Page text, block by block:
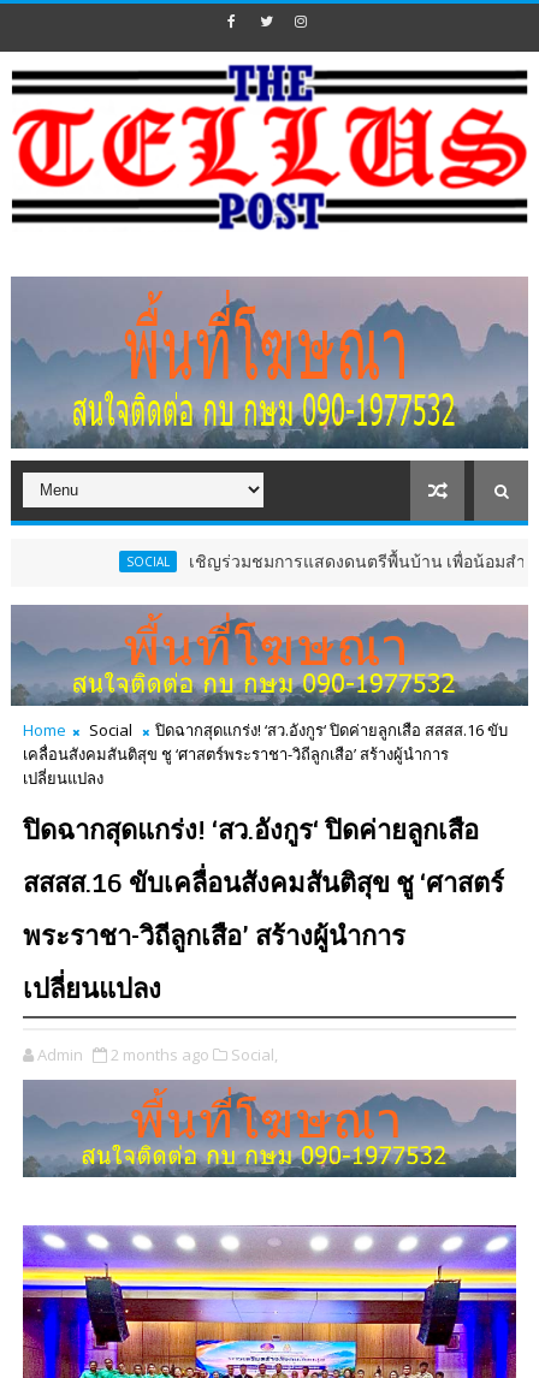
เชิญร่วมชมการแสดงดนตรีพื้นบ้าน เพื่อน้อมสำนึกในพระมห
Home Social
ปิดฉากสุดแกร่ง! ‘สว.อังกูร‘ ปิดค่ายลูกเสือ สสสส.16 ขับ
เคลื่อนสังคมสันติสุข ชู ‘ศาสตร์พระราชา-วิถีลูกเสือ’ สร้างผู้นำการ
เปลี่ยนแปลง
ปิดฉากสุดแกร่ง! ‘สว.อังกูร‘ ปิดค่ายลูกเสือ
สสสส.16 ขับเคลื่อนสังคมสันติสุข ชู ‘ศาสตร์
พระราชา-วิถีลูกเสือ’ สร้างผู้นำการ
เปลี่ยนแปลง
Admin 2 months ago Social,